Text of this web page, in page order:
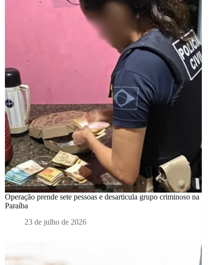
Operação prende sete pessoas e desarticula grupo criminoso na
Paraíba
23 de julho de 2026